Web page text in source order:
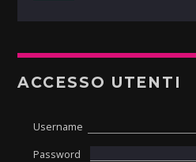
ACCESSO UTENTI
Username
Password